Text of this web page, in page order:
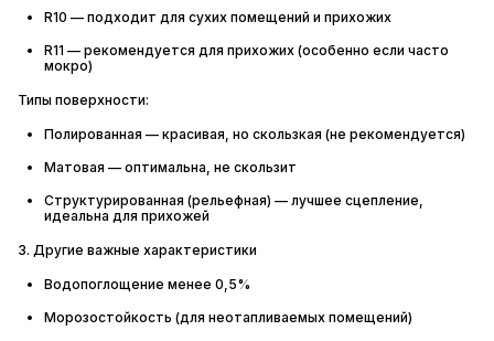
R10 — подходит для сухих помещений и прихожих
R11 — рекомендуется для прихожих (особенно если часто
мокро)
Типы поверхности:
Полированная — красивая, но скользкая (не рекомендуется)
Матовая — оптимальна, не скользит
Структурированная (рельефная) — лучшее сцепление,
идеальна для прихожей
3. Другие важные характеристики
Водопоглощение менее 0,5%
Морозостойкость (для неотапливаемых помещений)